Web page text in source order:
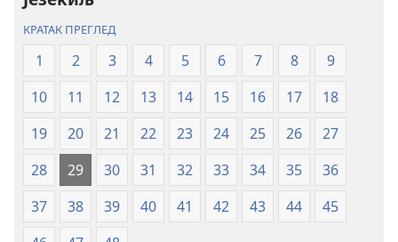
(ревидирано
издање
2019)
(ревидирано
издање
2019)
КРАТАК ПРЕГЛЕД
1 2 3 4 5 6 7 8
9
10
11 12 13 14 15 16 17
18
19
20 21 22 23 24 25 26
27
28
29 30 31 32 33 34 35
36
37
38 39 40 41 42 43 44
45